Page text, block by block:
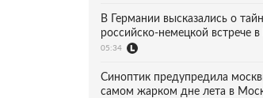
В Германии высказались о
российско-немецкой встрече в
05:34
Синоптик предупредила
самом жарком дне лета в